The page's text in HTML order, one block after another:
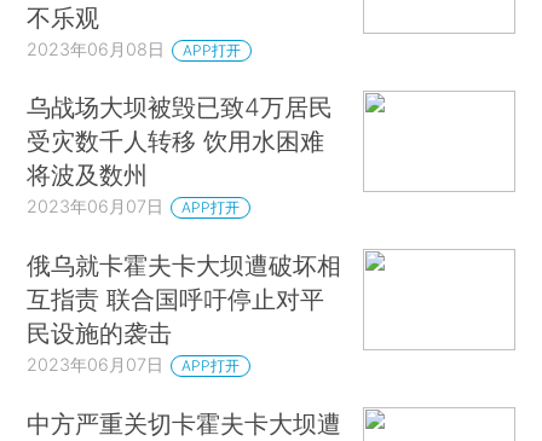
不乐观
2023年06月08日 APP打开
乌战场大坝被毁已致4万居民
受灾数千人转移 饮用水困难
将波及数州
2023年06月07日 APP打开
俄乌就卡霍夫卡大坝遭破坏相
互指责 联合国呼吁停止对平
民设施的袭击
2023年06月07日 APP打开
中方严重关切卡霍夫卡大坝遭